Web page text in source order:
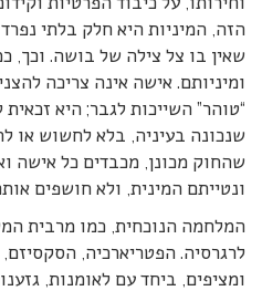
הזה, המיניות היא חלק בלתי
שאין בו צל צילה של בושה. וכך,
ומיניותם. אישה אינה צריכה
“טוהר” השייכות לגבר; היא
שנכונה בעיניה, בלא לחשוש או
שהחוק מכונן, מכבדים כל אישה
ונטייתם המינית, ולא חושפים
המלחמה הנוכחית, כמו מרבית
לרגרסיה. הפטריארכיה,
ומציפים, ביחד עם לאומנות,